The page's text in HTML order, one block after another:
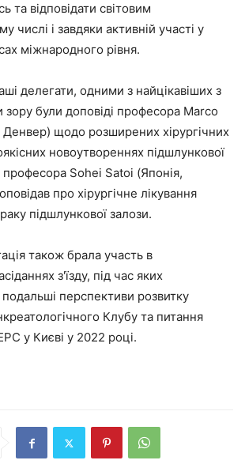
та відповідати світовим
числі і завдяки активній участі у
міжнародного рівня.
делегати, одними з найцікавіших з
зору були доповіді професора Marco
щодо розширених хірургічних
новоутвореннях підшлункової
професора Sohei Satoi (Японія,
про хірургічне лікування
підшлункової залози.
також брала участь в
з'їзду, під час яких
перспективи розвитку
Клубу та питання
EPC у Києві у 2022 році.